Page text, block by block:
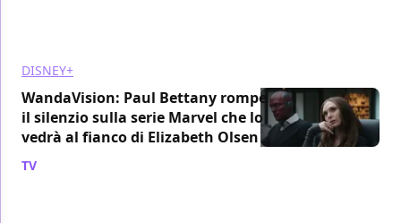
DISNEY+
WandaVision: Paul Bettany rompe
il silenzio sulla serie Marvel che lo
vedrà al fianco di Elizabeth Olsen
TV